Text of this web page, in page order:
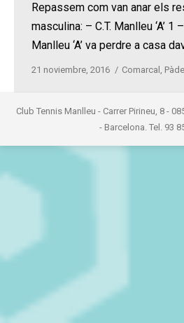
Repassem com van anar els
masculina: – C.T. Manlleu ‘A’ 1 –
Manlleu ‘A’ va perdre a casa
21 noviembre, 2016 Comarcal , Pàdel
Club Tennis Manlleu - Carrer Pirineu, 8 -
- Barcelona. Tel. 93